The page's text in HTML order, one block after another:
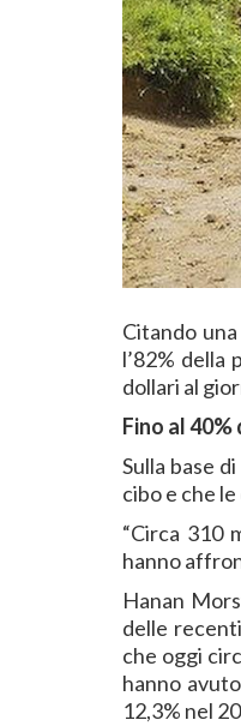
Citando
l’82% della
dollari al
Fino al
Sulla base
cibo e che
“Circa 310
hanno
Hanan
delle
che oggi
hanno
12,3% nel